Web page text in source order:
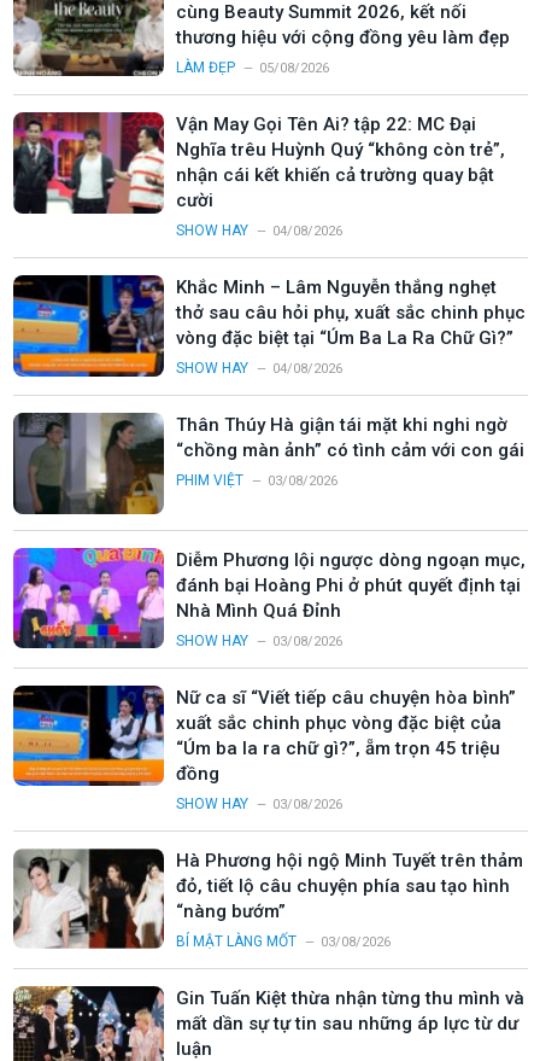
cùng Beauty Summit 2026, kết nối
thương hiệu với cộng đồng yêu làm đẹp
LÀM ĐẸP 05/08/2026
Vận May Gọi Tên Ai? tập 22: MC Đại
Nghĩa trêu Huỳnh Quý “không còn trẻ”,
nhận cái kết khiến cả trường quay bật
cười
SHOW HAY 04/08/2026
Khắc Minh – Lâm Nguyễn thắng nghẹt
thở sau câu hỏi phụ, xuất sắc chinh phục
vòng đặc biệt tại “Úm Ba La Ra Chữ Gì?”
SHOW HAY 04/08/2026
Thân Thúy Hà giận tái mặt khi nghi ngờ
“chồng màn ảnh” có tình cảm với con gái
PHIM VIỆT 03/08/2026
Diễm Phương lội ngược dòng ngoạn mục,
đánh bại Hoàng Phi ở phút quyết định tại
Nhà Mình Quá Đỉnh
SHOW HAY 03/08/2026
Nữ ca sĩ “Viết tiếp câu chuyện hòa bình”
xuất sắc chinh phục vòng đặc biệt của
“Úm ba la ra chữ gì?”, ẵm trọn 45 triệu
đồng
SHOW HAY 03/08/2026
Hà Phương hội ngộ Minh Tuyết trên thảm
đỏ, tiết lộ câu chuyện phía sau tạo hình
“nàng bướm”
BÍ MẬT LÀNG MỐT 03/08/2026
Gin Tuấn Kiệt thừa nhận từng thu mình và
mất dần sự tự tin sau những áp lực từ dư
luận